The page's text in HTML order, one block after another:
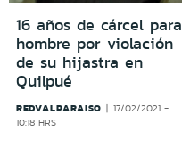
16 años de cárcel para
hombre por violación
de su hijastra en
Quilpué
REDVALPARAISO
17/02/2021 -
10:18 HRS